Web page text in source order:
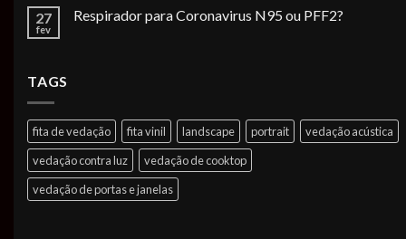
27
fev
Respirador para Coronavirus N95 ou PFF2?
TAGS
fita de vedação fita vinil landscape portrait
vedação acústica
vedação contra luz
vedação de cooktop
vedação de portas e janelas